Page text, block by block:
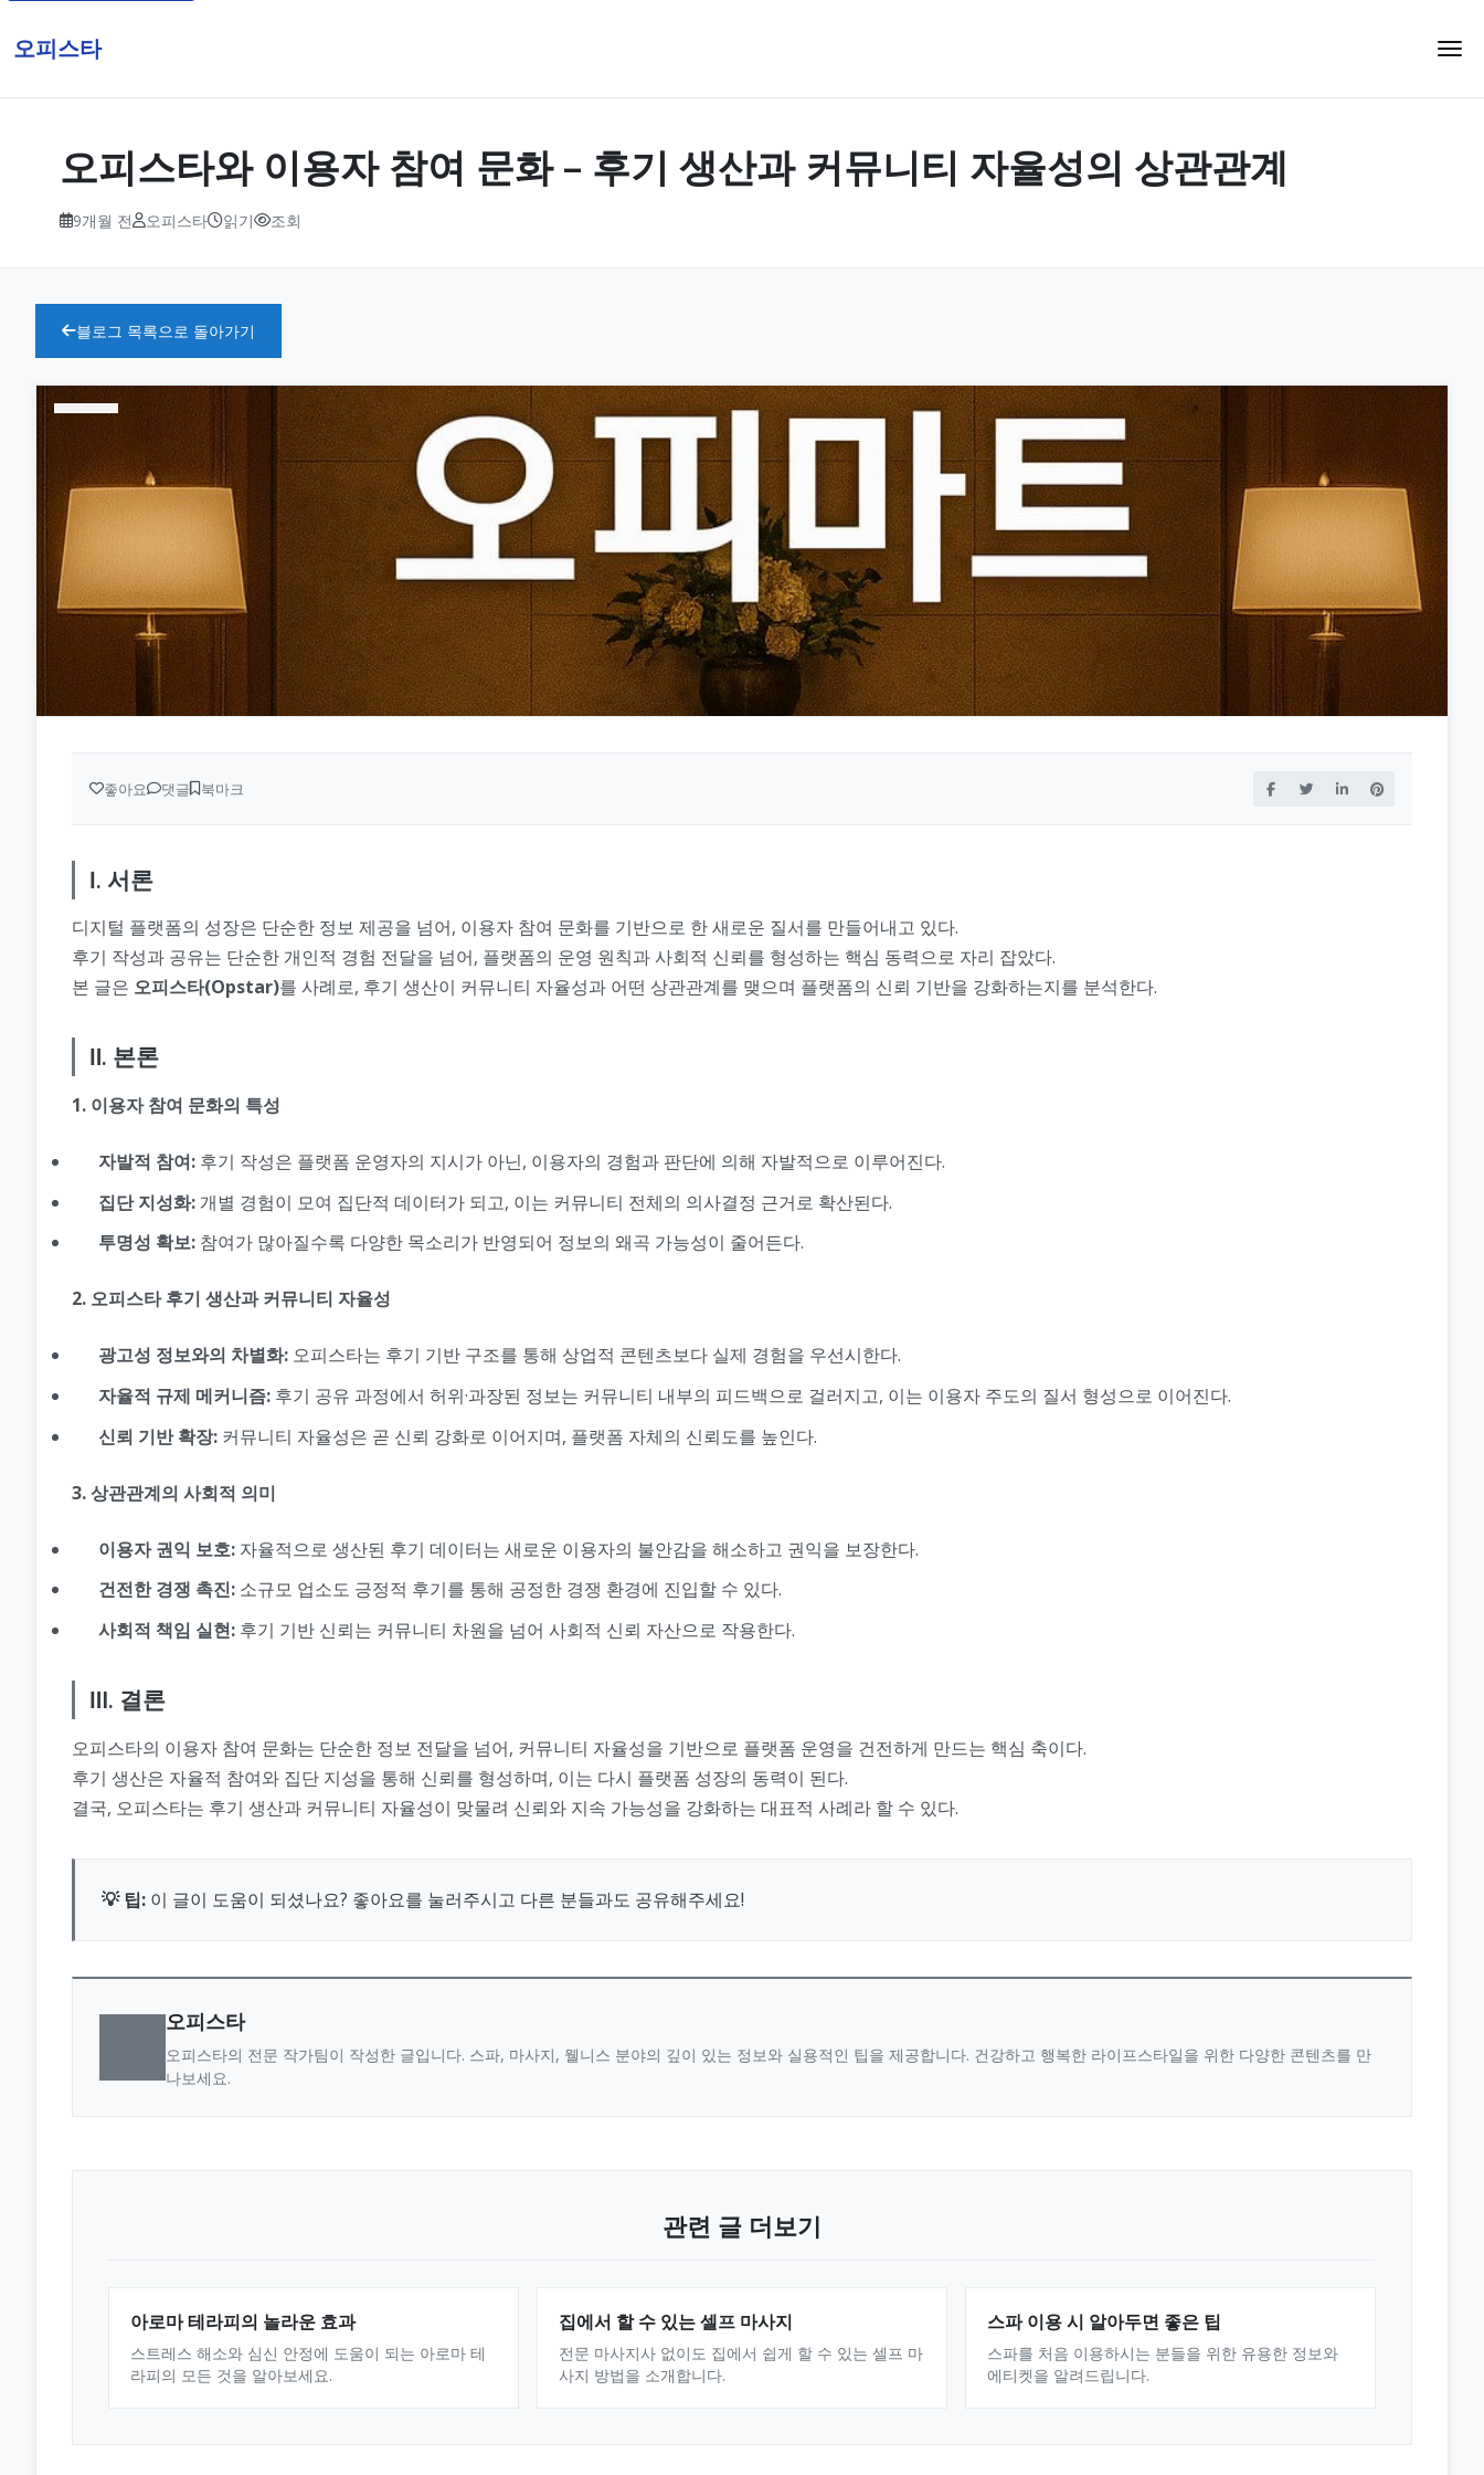
오피스타
오피스타와 이용자 참여 문화 – 후기 생산과 커뮤니티 자율성의 상관관계
9개월 전 오피스타 읽기 조회
블로그 목록으로 돌아가기
좋아요 댓글 북마크
Ⅰ. 서론
디지털 플랫폼의 성장은 단순한 정보 제공을 넘어, 이용자 참여 문화를 기반으로 한 새로운 질서를 만들어내고 있다.
후기 작성과 공유는 단순한 개인적 경험 전달을 넘어, 플랫폼의 운영 원칙과 사회적 신뢰를 형성하는 핵심 동력으로 자리 잡았다.
본 글은 오피스타(Opstar)를 사례로, 후기 생산이 커뮤니티 자율성과 어떤 상관관계를 맺으며 플랫폼의 신뢰 기반을 강화하는지를 분석한다.
Ⅱ. 본론
1. 이용자 참여 문화의 특성
자발적 참여: 후기 작성은 플랫폼 운영자의 지시가 아닌, 이용자의 경험과 판단에 의해 자발적으로 이루어진다.
집단 지성화: 개별 경험이 모여 집단적 데이터가 되고, 이는 커뮤니티 전체의 의사결정 근거로 확산된다.
투명성 확보: 참여가 많아질수록 다양한 목소리가 반영되어 정보의 왜곡 가능성이 줄어든다.
2. 오피스타 후기 생산과 커뮤니티 자율성
광고성 정보와의 차별화: 오피스타는 후기 기반 구조를 통해 상업적 콘텐츠보다 실제 경험을 우선시한다.
자율적 규제 메커니즘: 후기 공유 과정에서 허위·과장된 정보는 커뮤니티 내부의 피드백으로 걸러지고, 이는 이용자 주도의 질서 형성으로 이어진다.
신뢰 기반 확장: 커뮤니티 자율성은 곧 신뢰 강화로 이어지며, 플랫폼 자체의 신뢰도를 높인다.
3. 상관관계의 사회적 의미
이용자 권익 보호: 자율적으로 생산된 후기 데이터는 새로운 이용자의 불안감을 해소하고 권익을 보장한다.
건전한 경쟁 촉진: 소규모 업소도 긍정적 후기를 통해 공정한 경쟁 환경에 진입할 수 있다.
사회적 책임 실현: 후기 기반 신뢰는 커뮤니티 차원을 넘어 사회적 신뢰 자산으로 작용한다.
Ⅲ. 결론
오피스타의 이용자 참여 문화는 단순한 정보 전달을 넘어, 커뮤니티 자율성을 기반으로 플랫폼 운영을 건전하게 만드는 핵심 축이다.
후기 생산은 자율적 참여와 집단 지성을 통해 신뢰를 형성하며, 이는 다시 플랫폼 성장의 동력이 된다.
결국, 오피스타는 후기 생산과 커뮤니티 자율성이 맞물려 신뢰와 지속 가능성을 강화하는 대표적 사례라 할 수 있다.
💡 팁: 이 글이 도움이 되셨나요? 좋아요를 눌러주시고 다른 분들과도 공유해주세요!
오피스타
오피스타의 전문 작가팀이 작성한 글입니다. 스파, 마사지, 웰니스 분야의 깊이 있는 정보와 실용적인 팁을 제공합니다. 건강하고 행복한 라이프스타일을 위한 다양한 콘텐츠를 만
나보세요.
관련 글 더보기
아로마 테라피의 놀라운 효과
스트레스 해소와 심신 안정에 도움이 되는 아로마 테
라피의 모든 것을 알아보세요.
집에서 할 수 있는 셀프 마사지
전문 마사지사 없이도 집에서 쉽게 할 수 있는 셀프 마
사지 방법을 소개합니다.
스파 이용 시 알아두면 좋은 팁
스파를 처음 이용하시는 분들을 위한 유용한 정보와
에티켓을 알려드립니다.